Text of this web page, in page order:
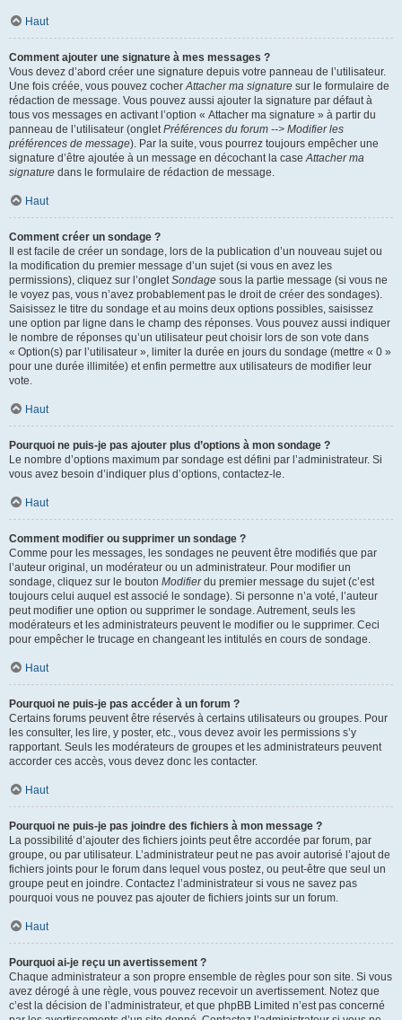
Haut
Comment ajouter une signature à mes messages ?
Vous devez d’abord créer une signature depuis votre panneau de l’utilisateur.
Une fois créée, vous pouvez cocherAttacher ma signature sur le formulaire de
rédaction de message. Vous pouvez aussi ajouter la signature par défaut à
tous vos messages en activant l’option « Attacher ma signature » à partir du
panneau de l’utilisateur (ongletPréférences du forum --> Modifier les
préférences de message). Par la suite, vous pourrez toujours empêcher une
signature d’être ajoutée à un message en décochant la caseAttacher ma
signature dans le formulaire de rédaction de message.
Haut
Comment créer un sondage ?
Il est facile de créer un sondage, lors de la publication d’un nouveau sujet ou
la modification du premier message d’un sujet (si vous en avez les
permissions), cliquez sur l’ongletSondage sous la partie message (si vous ne
le voyez pas, vous n’avez probablement pas le droit de créer des sondages).
Saisissez le titre du sondage et au moins deux options possibles, saisissez
une option par ligne dans le champ des réponses. Vous pouvez aussi indiquer
le nombre de réponses qu’un utilisateur peut choisir lors de son vote dans
« Option(s) par l’utilisateur », limiter la durée en jours du sondage (mettre « 0 »
pour une durée illimitée) et enfin permettre aux utilisateurs de modifier leur
vote.
Haut
Pourquoi ne puis-je pas ajouter plus d’options à mon sondage ?
Le nombre d’options maximum par sondage est défini par l’administrateur. Si
vous avez besoin d’indiquer plus d’options, contactez-le.
Haut
Comment modifier ou supprimer un sondage ?
Comme pour les messages, les sondages ne peuvent être modifiés que par
l’auteur original, un modérateur ou un administrateur. Pour modifier un
sondage, cliquez sur le bouton Modifierdu premier message du sujet (c’est
toujours celui auquel est associé le sondage). Si personne n’a voté, l’auteur
peut modifier une option ou supprimer le sondage. Autrement, seuls les
modérateurs et les administrateurs peuvent le modifier ou le supprimer. Ceci
pour empêcher le trucage en changeant les intitulés en cours de sondage.
Haut
Pourquoi ne puis-je pas accéder à un forum ?
Certains forums peuvent être réservés à certains utilisateurs ou groupes. Pour
les consulter, les lire, y poster, etc., vous devez avoir les permissions s’y
rapportant. Seuls les modérateurs de groupes et les administrateurs peuvent
accorder ces accès, vous devez donc les contacter.
Haut
Pourquoi ne puis-je pas joindre des fichiers à mon message ?
La possibilité d’ajouter des fichiers joints peut être accordée par forum, par
groupe, ou par utilisateur. L’administrateur peut ne pas avoir autorisé l’ajout de
fichiers joints pour le forum dans lequel vous postez, ou peut-être que seul un
groupe peut en joindre. Contactez l’administrateur si vous ne savez pas
pourquoi vous ne pouvez pas ajouter de fichiers joints sur un forum.
Haut
Pourquoi ai-je reçu un avertissement ?
Chaque administrateur a son propre ensemble de règles pour son site. Si vous
avez dérogé à une règle, vous pouvez recevoir un avertissement. Notez que
c’est la décision de l’administrateur, et que phpBB Limited n’est pas concerné